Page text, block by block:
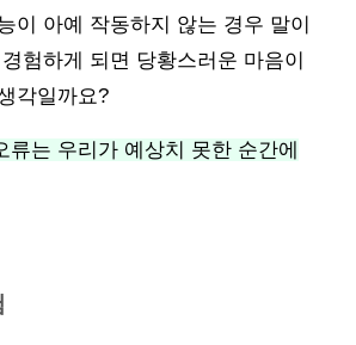
이 아예 작동하지 않는 경우 말이
험하게 되면 당황스러운 마음이
각일까요?
류는 우리가 예상치 못한 순간에